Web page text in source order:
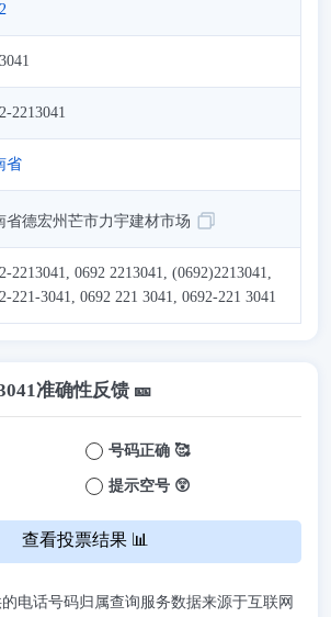
2213041
省
省德宏州芒市力宇建材市场
2213041, 0692 2213041, (0692)2213041,
221-3041, 0692 221 3041, 0692-221 3041
准确性反馈 🎫
号码正确 🥰
提示空号 😲
查看投票结果 📊
电话号码归属查询服务数据来源于互联网